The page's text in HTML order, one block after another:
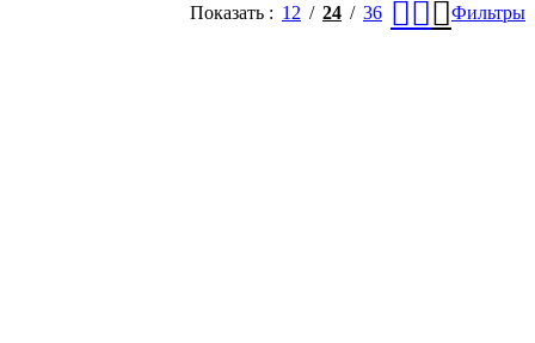
Показать 12 24 36 Фильтры